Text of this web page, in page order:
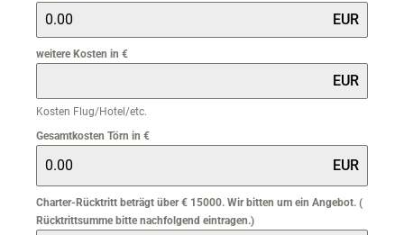
EUR
weitere Kosten in €
EUR
Kosten Flug/Hotel/etc.
Gesamtkosten Törn in €
EUR
Charter-Rücktritt beträgt über € 15000. Wir bitten um ein Angebot. (
Rücktrittsumme bitte nachfolgend eintragen.)